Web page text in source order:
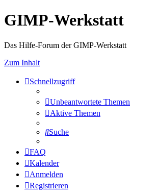
GIMP-Werkstatt
Das Hilfe-Forum der GIMP-Werkstatt
Zum Inhalt
Schnellzugriff
Unbeantwortete Themen
Aktive Themen
Suche
FAQ
Kalender
Anmelden
Registrieren